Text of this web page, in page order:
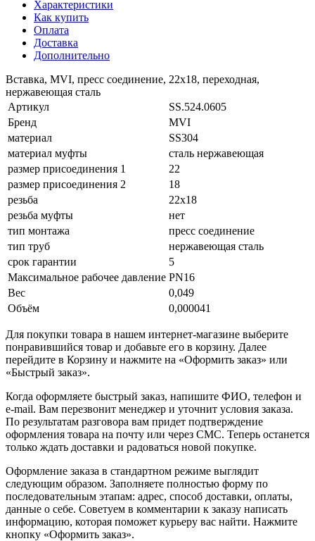
Характеристики
Как купить
Оплата
Доставка
Дополнительно
Вставка, MVI, пресс соединение, 22х18, переходная,
нержавеющая сталь
Артикул
SS.524.0605
Бренд
MVI
материал
SS304
материал муфты
сталь нержавеющая
размер присоединения 1
22
размер присоединения 2
18
резьба
22x18
резьба муфты
нет
тип монтажа
пресс соединение
тип труб
нержавеющая сталь
срок гарантии
5
Максимальное рабочее давление PN16
Вес
0,049
Объём
0,000041
Для покупки товара в нашем интернет-магазине выберите
понравившийся товар и добавьте его в корзину. Далее
перейдите в Корзину и нажмите на «Оформить заказ» или
«Быстрый заказ».
Когда оформляете быстрый заказ, напишите ФИО, телефон и
e-mail. Вам перезвонит менеджер и уточнит условия заказа.
По результатам разговора вам придет подтверждение
оформления товара на почту или через СМС. Теперь останется
только ждать доставки и радоваться новой покупке.
Оформление заказа в стандартном режиме выглядит
следующим образом. Заполняете полностью форму по
последовательным этапам: адрес, способ доставки, оплаты,
данные о себе. Советуем в комментарии к заказу написать
информацию, которая поможет курьеру вас найти. Нажмите
кнопку «Оформить заказ».